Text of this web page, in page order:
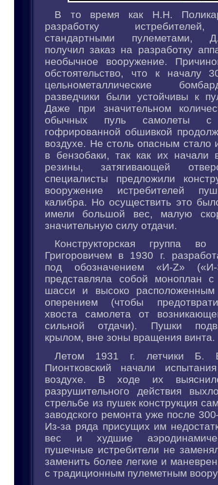
В то время как Н.Н.
разработку
стандартными пулеметами,
получил заказ на разработку
необычное вооружение.
обстоятельство, что к началу
цельнометаллические
разведчики были устойчивы к
Даже при значительном
обычных пуль самолеты с
гофрированной обшивкой
воздухе. Не столь опасным стало
в бензобаки, так как их начали
резины, затягивающей
специалисты предложили
вооружение истребителей
калибра. Но осуществить это
имели большой вес, малую
значительную силу отдачи.
Конструкторская группа
Григоровичем в 1930 г.
под обозначением «И-Z»
представляла собой моноплан
шасси и высоко расположенным
оперением (чтобы
хвоста самолета от
сильной отдачи). Пушки
крылом, вне зоны вращения винта.
Летом 1931 г. летчики Б.
Пионтковский начали
воздухе. В ходе их
разрушительного действия
стрельбе из пушек конструкция
заводского ремонта уже после
Из-за ряда присущих им
вес и худшие
пушечные истребители не
заменить более легкие и
с традиционным пулеметным